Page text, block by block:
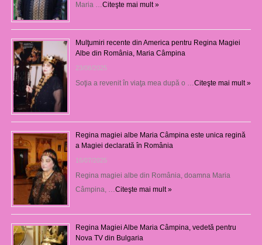
Maria … Citeşte mai mult »
Mulţumiri recente din America pentru Regina Magiei
Albe din România, Maria Câmpina
23/08/2025
Soţia a revenit în viaţa mea după o … Citeşte mai mult »
Regina magiei albe Maria Câmpina este unica regină
a Magiei declarată în România
16/07/2025
Regina magiei albe din România, doamna Maria
Câmpina, … Citeşte mai mult »
Regina Magiei Albe Maria Câmpina, vedetă pentru
Nova TV din Bulgaria